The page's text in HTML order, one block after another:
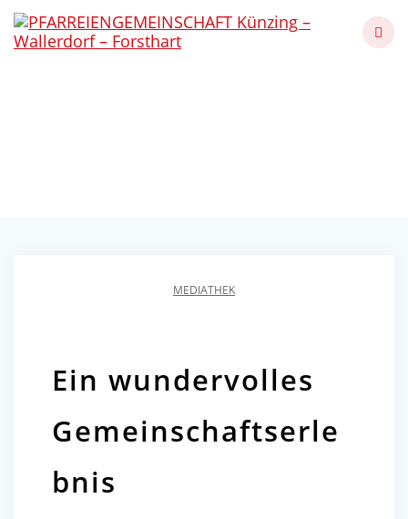
to
MEDIATHEK
Ein wundervolles
Gemeinschaftserle
bnis